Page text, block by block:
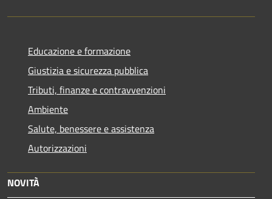
Educazione e formazione
Giustizia e sicurezza pubblica
Tributi, finanze e contravvenzioni
Ambiente
Salute, benessere e assistenza
Autorizzazioni
NOVITÀ